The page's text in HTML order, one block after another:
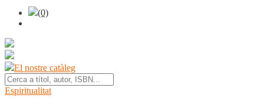
(0)
El nostre catàleg
Espiritualitat